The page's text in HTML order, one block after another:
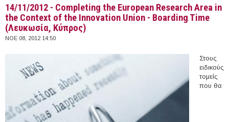
14/11/2012 - Completing the European Research Area in
the Context of the Innovation Union - Boarding Time
(Λευκωσία, Κύπρος)
ΝΟΕ 08, 2012 14:50
Στους
ειδικούς
τομείς
που θα